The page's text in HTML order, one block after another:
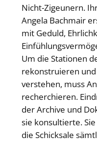
Nicht-Zigeunern.
Angela Bachmair
mit Geduld,
Um die Stationen
rekonstruieren
verstehen, muss
recherchieren.
der Archive und
sie konsultierte.
die Schicksale